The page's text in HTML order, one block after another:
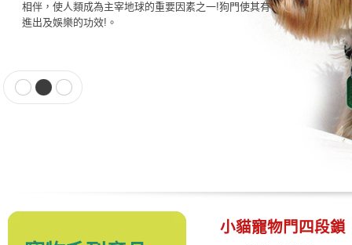
相伴，使人類成為主宰地球的重要因素之一!狗門使其有
進出及娛樂的功效!。
小貓寵物門四段鎖